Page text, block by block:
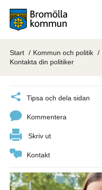
Start Kommun och politik
Kontakta din politiker
Tipsa och dela sidan
Kommentera
Skriv ut
Kontakt